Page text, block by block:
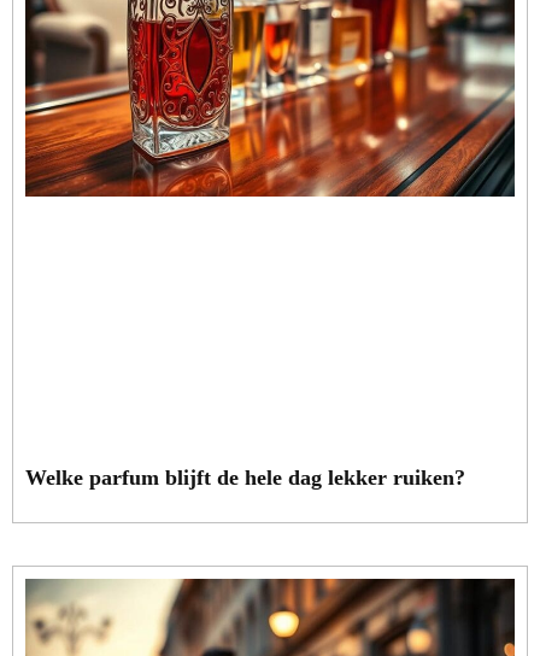
Welke parfum blijft de hele dag lekker ruiken?